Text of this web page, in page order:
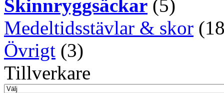
Skinnryggsäckar (5)
Medeltidsstävlar & skor
Övrigt (3)
Tillverkare